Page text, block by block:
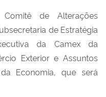
de Alterações
de Estratégia
da Camex da
Exterior e Assuntos
Economia, que será